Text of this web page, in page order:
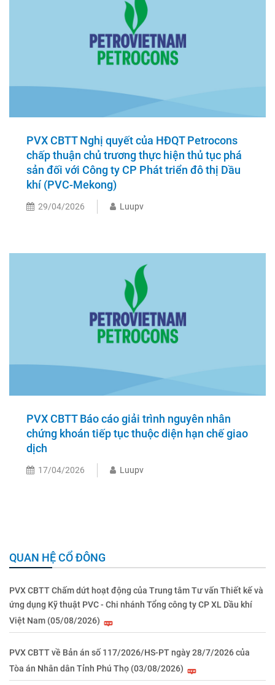
PVX CBTT Nghị quyết của HĐQT Petrocons
chấp thuận chủ trương thực hiện thủ tục phá
sản đối với Công ty CP Phát triển đô thị Dầu
khí (PVC-Mekong)
29/04/2026 Luupv
PVX CBTT Báo cáo giải trình nguyên nhân
chứng khoán tiếp tục thuộc diện hạn chế giao
dịch
17/04/2026 Luupv
QUAN HỆ CỔ ĐÔNG
PVX CBTT Chấm dứt hoạt động của Trung tâm Tư vấn Thiết kế và
ứng dụng Kỹ thuật PVC - Chi nhánh Tổng công ty CP XL Dầu khí
Việt Nam (05/08/2026)
PVX CBTT về Bản án số 117/2026/HS-PT ngày 28/7/2026 của
Tòa án Nhân dân Tỉnh Phú Thọ (03/08/2026)